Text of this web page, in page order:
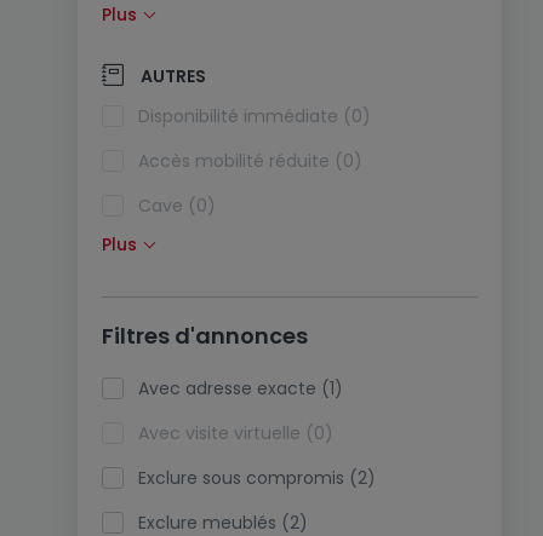
Panneaux solaires (0)
Pompe à chaleur (2)
Climatisation (0)
Fibre optique (0)
Plus
AUTRES
Disponibilité immédiate (0)
Accès mobilité réduite (0)
Cave (0)
Grenier (0)
Ascenseur (1)
Viager (0)
Biens de vacances (0)
Plus
Filtres d'annonces
Avec adresse exacte (1)
Avec visite virtuelle (0)
Exclure sous compromis (2)
Exclure meublés (2)